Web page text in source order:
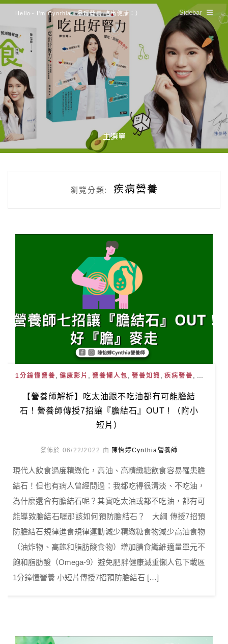
Hello~ I'm Cynthia！品嚐營養 吃出健康：） Sidebar
主選單
瀏覽分類: 疾病營養
1分鐘懂營養 健康影片 營養懶人包 營養知識 疾病營養
【營養師解析】吃太油跟不吃油都有可能膽結
石！營養師傳授7招讓『膽結石』OUT ! （附小
短片）
發佈於 06/22/2022 由 陳怡婷Cynthia營養師
現代人飲食過度精緻化，高油、高精緻糖飲食容易罹患膽
結石！但也有病人曾經問過：我都吃得很清淡、不吃油，
為什麼還會有膽結石呢？其實吃太油或都不吃油，都有可
能導致膽結石喔那該如何預防膽結石？ 大綱 傳授7招預
防膽結石規律進食規律運動減少精緻糖食物減少高油食物
（油炸物、高飽和脂肪酸食物）增加膳食纖維適量單元不
飽和脂肪酸（Omega-9）避免肥胖健康減重懶人包下載區
1分鐘懂營養 小短片傳授7招預防膽結石 […]